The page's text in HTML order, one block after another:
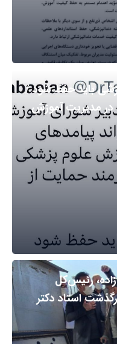
باید حفظ شود /
در مدیریت آموزش
رئیس‌کل
استاد دکتر